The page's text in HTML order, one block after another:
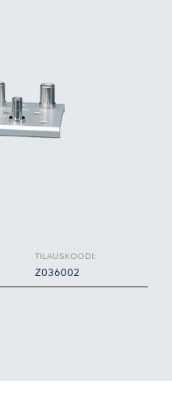
TILAUSKOODI:
Z036002